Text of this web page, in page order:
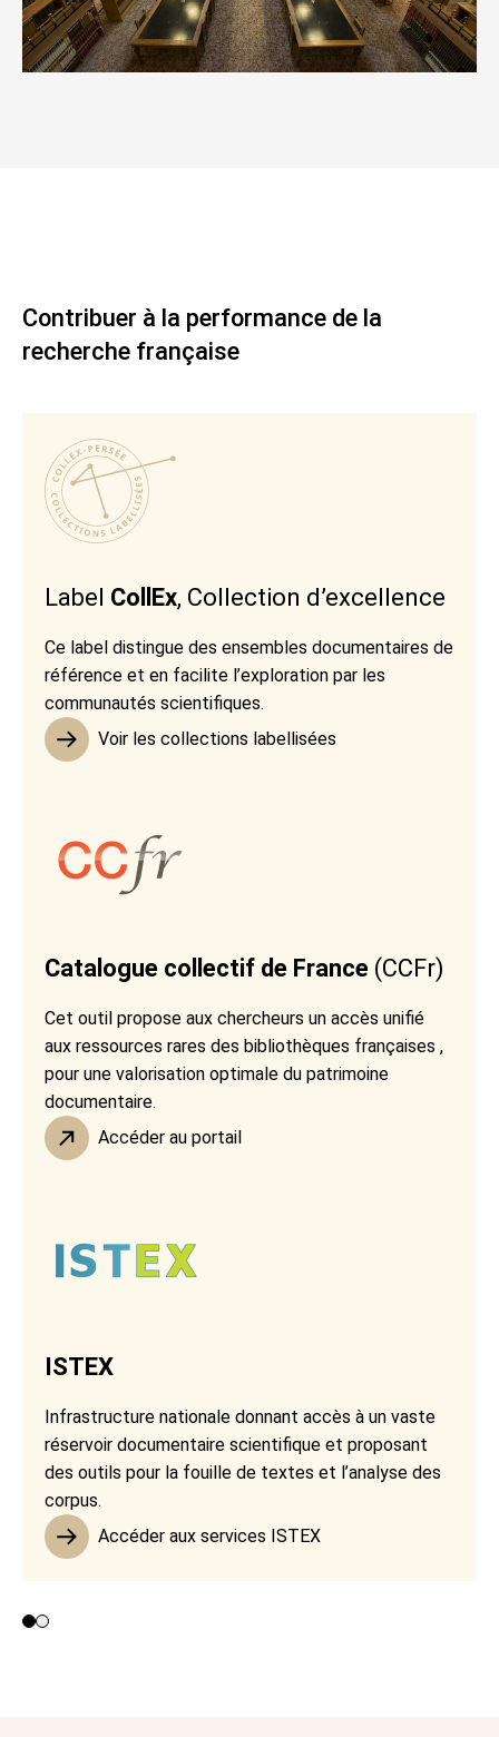
Contribuer à la performance de la
recherche française
Label CollEx, Collection d’excellence
Ce label distingue des ensembles documentaires de
référence et en facilite l’exploration par les
communautés scientifiques.
Voir les collections labellisées
Catalogue collectif de France (CCFr)
Cet outil propose aux chercheurs un accès unifié
aux ressources rares des bibliothèques françaises ,
pour une valorisation optimale du patrimoine
documentaire.
Accéder au portail
ISTEX
Infrastructure nationale donnant accès à un vaste
réservoir documentaire scientifique et proposant
des outils pour la fouille de textes et l’analyse des
corpus.
Accéder aux services ISTEX
Contributeurs 1 et 2
Contributeur 3